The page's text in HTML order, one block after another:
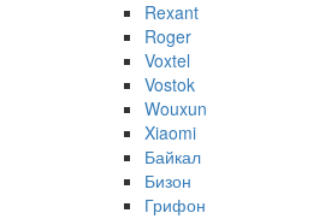
Rexant
Roger
Voxtel
Vostok
Wouxun
Xiaomi
Байкал
Бизон
Грифон